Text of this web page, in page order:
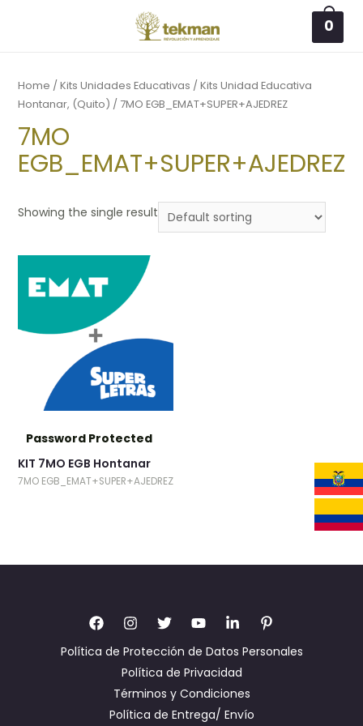
0
Home /Kits Unidades Educativas /Kits Unidad Educativa
Hontanar, (Quito) / 7MO EGB_EMAT+SUPER+AJEDREZ
7MO
EGB_EMAT+SUPER+AJEDREZ
Showing the single result
Password Protected
KIT 7MO EGB Hontanar
7MO EGB_EMAT+SUPER+AJEDREZ
Política de Protección de Datos Personales
Política de Privacidad
Términos y Condiciones
Política de Entrega/ Envío